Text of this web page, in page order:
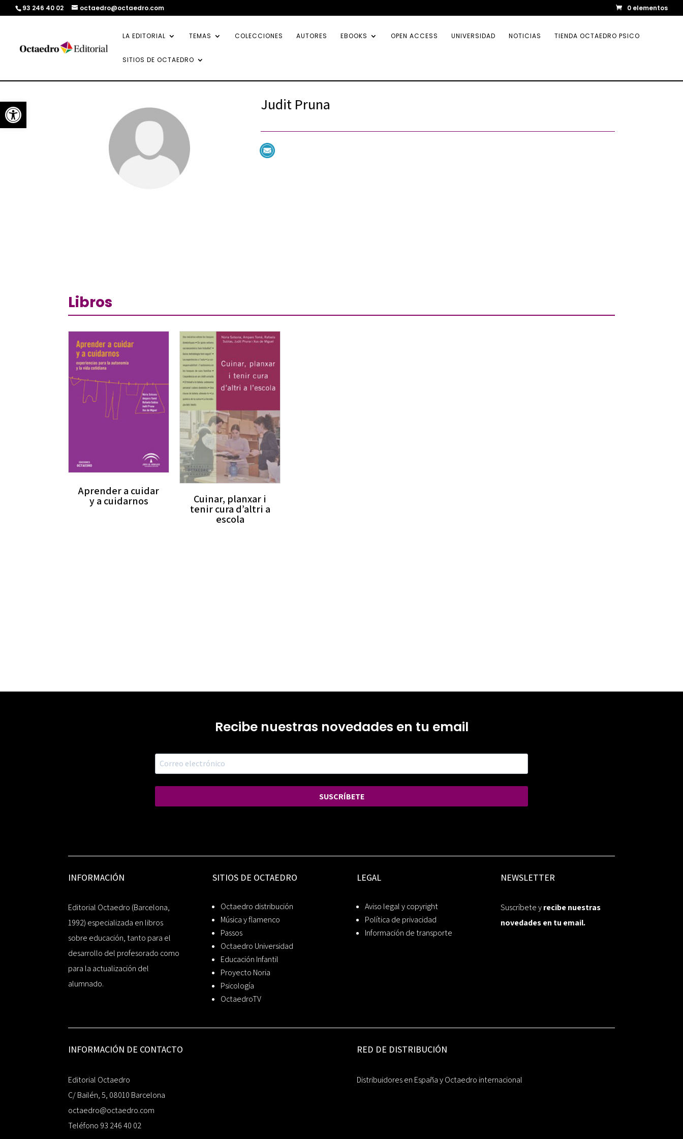
Abrir barra de herramientas
93 246 40 02 octaedro@octaedro.com 0 elementos
LA EDITORIAL TEMAS COLECCIONES AUTORES EBOOKS OPEN ACCESS UNIVERSIDAD NOTICIAS TIENDA OCTAEDRO PSICO
SITIOS DE OCTAEDRO
Judit Pruna
Libros
Aprender a cuidar
y a cuidarnos Cuinar, planxar i
tenir cura d’altri a
escola
Recibe nuestras novedades en tu email
SUSCRÍBETE
INFORMACIÓN
Editorial Octaedro (Barcelona,
1992) especializada en libros
sobre educación, tanto para el
desarrollo del profesorado como
para la actualización del
alumnado.
SITIOS DE OCTAEDRO
Octaedro distribución
Música y flamenco
Passos
Octaedro Universidad
Educación Infantil
Proyecto Noria
Psicología
OctaedroTV
LEGAL
Aviso legal y copyright
Política de privacidad
Información de transporte
NEWSLETTER
Suscríbete yrecibe nuestras
novedades en tu email.
INFORMACIÓN DE CONTACTO
Editorial Octaedro
C/ Bailén, 5, 08010 Barcelona
octaedro@octaedro.com
Teléfono 93 246 40 02
RED DE DISTRIBUCIÓN
Distribuidores en España y Octaedro internacional